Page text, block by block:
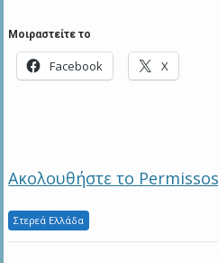
Μοιραστείτε το
Facebook X
Ακολουθήστε το
Στερεά Ελλάδα